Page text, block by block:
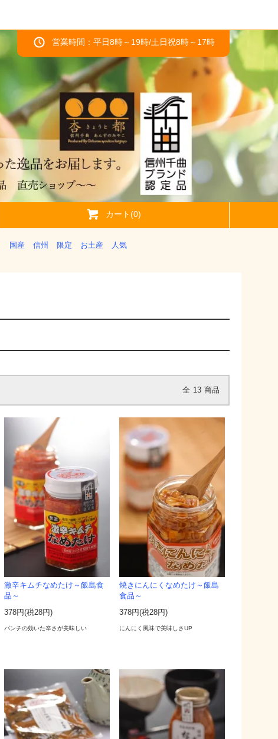
営業時間：平日8時～19時/土日祝8時～17時
カート(0)
国産 信州 限定 お土産 人気
全 13 商品
激辛キムチなめたけ～飯島食
品～
378円(税28円)
パンチの効いた辛さが美味しい
焼きにんにくなめたけ～飯島
食品～
378円(税28円)
にんにく風味で美味しさUP